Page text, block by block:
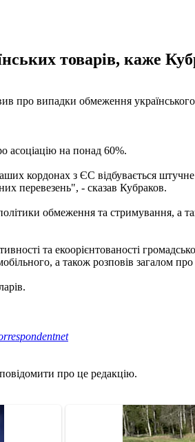
товарів, каже
про випадки обмеження
асоціацію на понад 60%.
кордонах з ЄС відбувається
перевезень", - сказав Кубраков.
обмеження та стримування, а
та екоорієнтованості
а також розповів загалом
про це редакцію.